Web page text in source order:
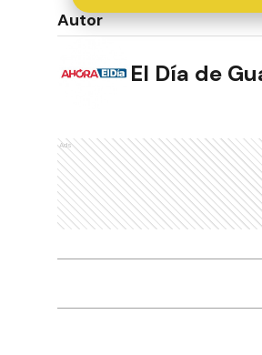
Autor
El Día de
Ads